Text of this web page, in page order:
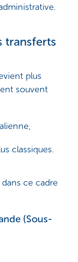
transferts
plus
souvent
classiques.
dans ce cadre
(Sous-